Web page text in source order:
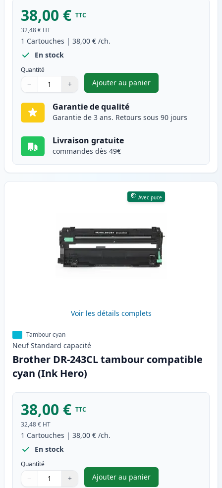
38,00 € TTC
32,48 € HT
1 Cartouches | 38,00 € /ch.
En stock
Quantité
Quantité
Utilisez les boutons pour ajuster
− +
Quantité
Ajouter au panier
,Brother DR-243CL tambour
Garantie de qualité
Garantie de 3 ans. Retours sous 90 jours
Livraison gratuite
commandes dès 49€
Avec puce
Voir les détails complets
Tambour cyan
Neuf Standard capacité
Brother DR-243CL tambour compatible
cyan (Ink Hero)
38,00 € TTC
32,48 € HT
1 Cartouches | 38,00 € /ch.
En stock
Quantité
Quantité
Utilisez les boutons pour ajuster
− +
Quantité
Ajouter au panier
,Brother DR-243CL tambour